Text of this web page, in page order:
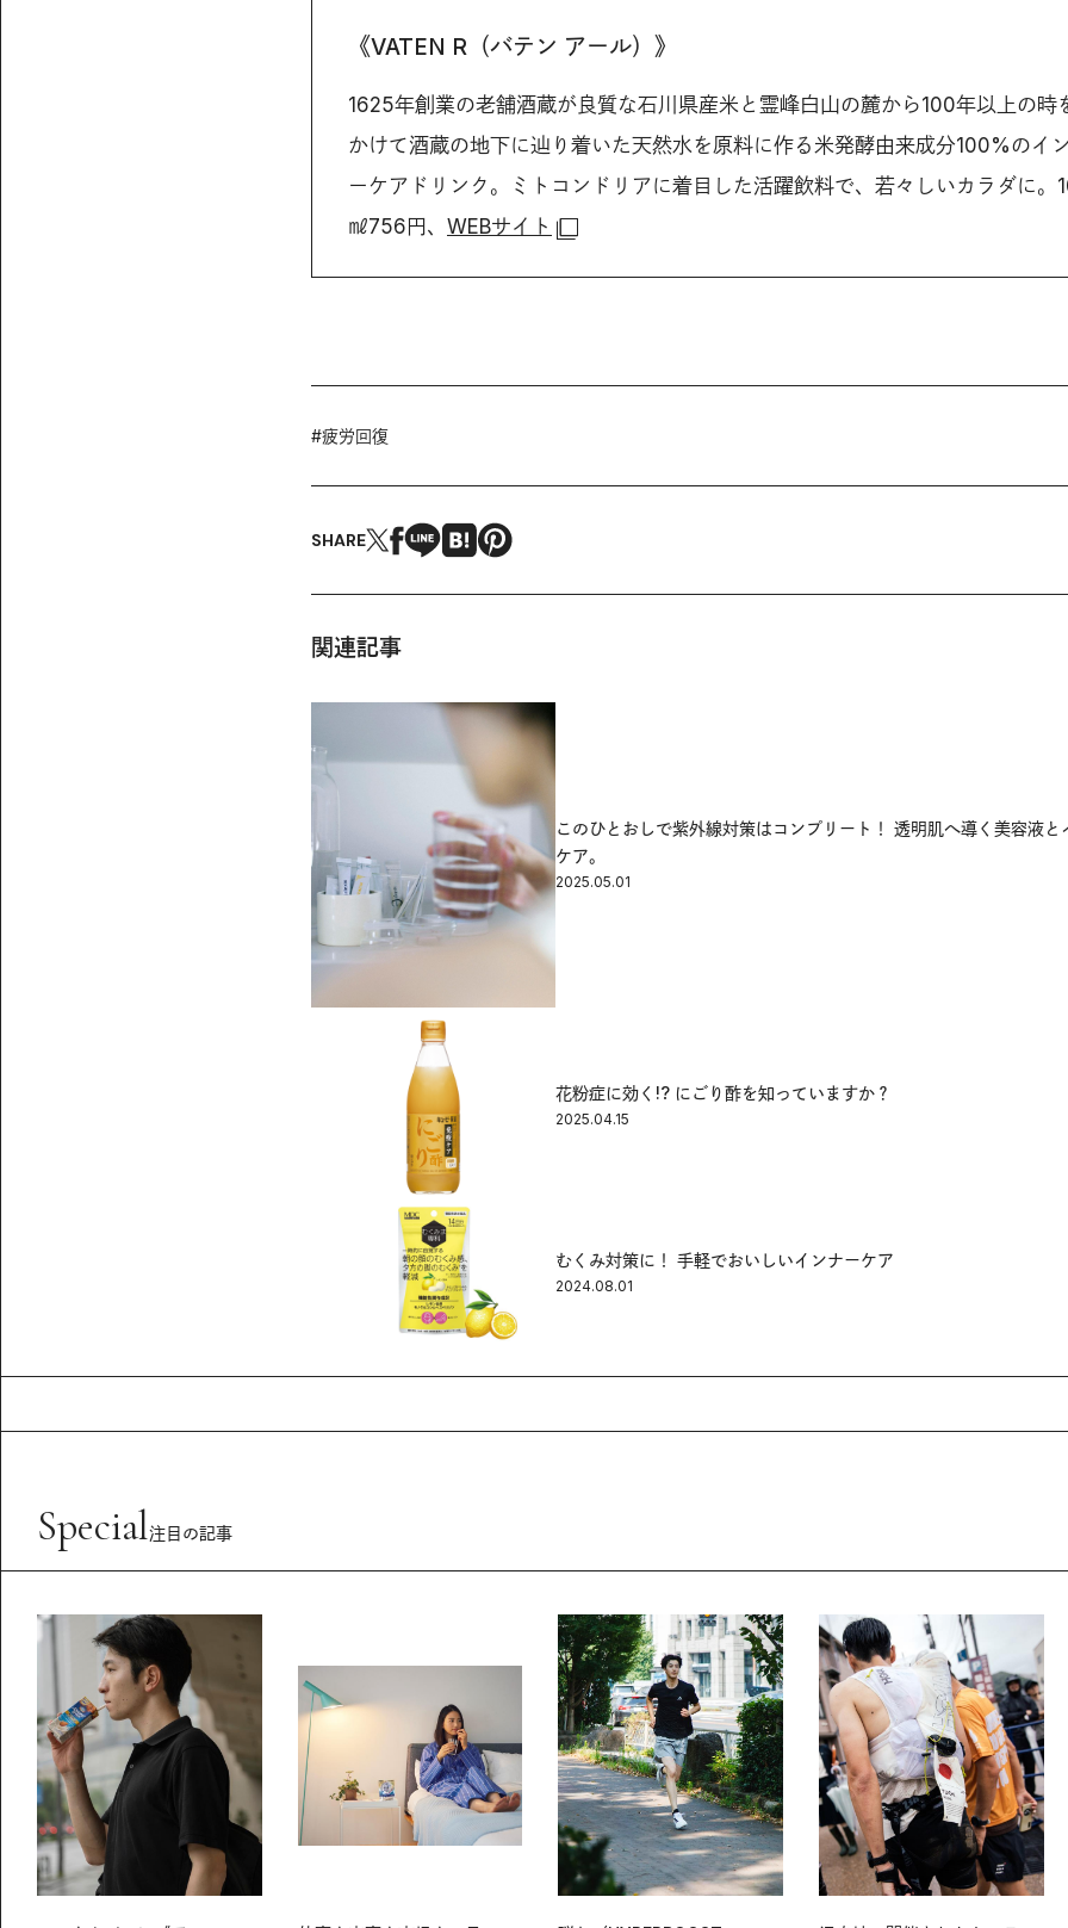
《VATEN R（バテン アール）》
1625年創業の老舗酒蔵が良質な石川県産米と霊峰白山の麓から100年以上の時
かけて酒蔵の地下に辿り着いた天然水を原料に作る米発酵由来成分100%のイ
ーケアドリンク。ミトコンドリアに着目した活躍飲料で、若々しいカラダに。
㎖756円、 WEBサイト
#疲労回復
SHARE
関連記事
このひとおしで紫外線対策はコンプリート！ 透明肌へ導く美容液と
ケア。
2025.05.01
花粉症に効く!? にごり酢を知っていますか？
2025.04.15
むくみ対策に！ 手軽でおいしいインナーケア
2024.08.01
Special注目の記事